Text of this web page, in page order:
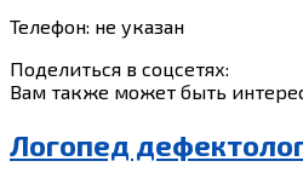
Телефон: не указан
Поделиться в соцсетях:
Вам также может быть
Логопед